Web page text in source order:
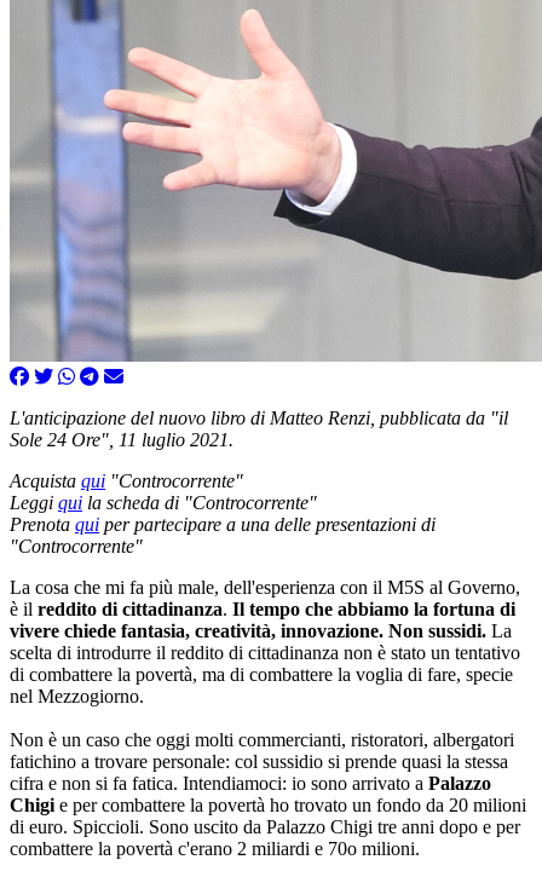
L'anticipazione del nuovo libro di Matteo Renzi, pubblicata da "il
Sole 24 Ore", 11 luglio 2021.
Acquista qui "Controcorrente"
Leggi qui la scheda di "Controcorrente"
Prenota qui per partecipare a una delle presentazioni di
"Controcorrente"
La cosa che mi fa più male, dell'esperienza con il M5S al Governo,
è il reddito di cittadinanza. Il tempo che abbiamo la fortuna di
vivere chiede fantasia, creatività, innovazione. Non sussidi. La
scelta di introdurre il reddito di cittadinanza non è stato un tentativo
di combattere la povertà, ma di combattere la voglia di fare, specie
nel Mezzogiorno.
Non è un caso che oggi molti commercianti, ristoratori, albergatori
fatichino a trovare personale: col sussidio si prende quasi la stessa
cifra e non si fa fatica. Intendiamoci: io sono arrivato a Palazzo
Chigi e per combattere la povertà ho trovato un fondo da 20 milioni
di euro. Spiccioli. Sono uscito da Palazzo Chigi tre anni dopo e per
combattere la povertà c'erano 2 miliardi e 70o milioni.